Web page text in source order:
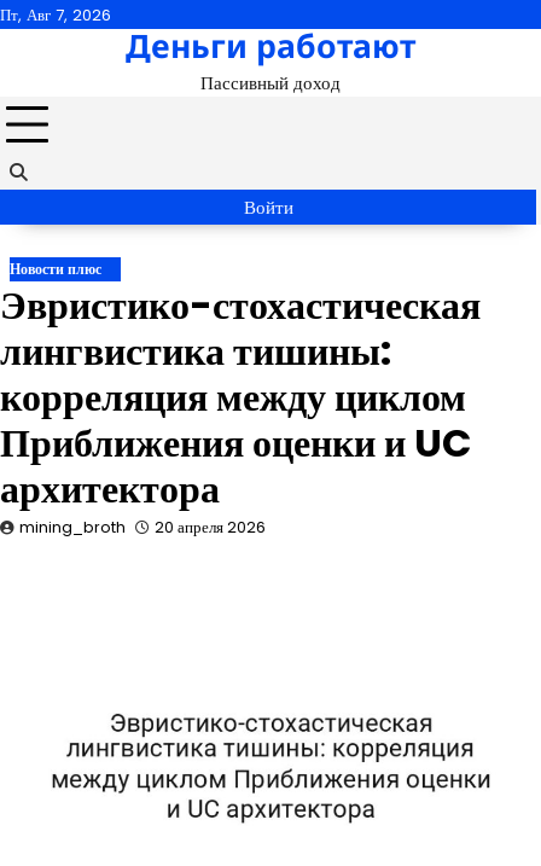
Перейти
Пт, Авг 7, 2026
Деньги работают
Пассивный доход
Войти
Новости плюс
Эвристико-стохастическая
лингвистика тишины:
корреляция между циклом
Приближения оценки и UC
архитектора
mining_broth 20 апреля 2026